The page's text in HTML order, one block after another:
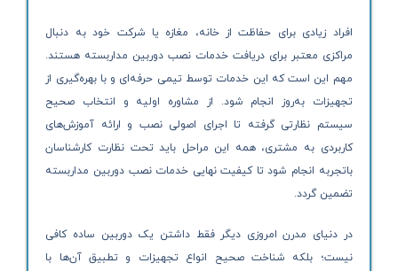
افراد زیادی برای حفاظت از خانه، مغازه یا شرکت خود به دنبال
مراکزی معتبر برای دریافت خدمات نصب دوربین مداربسته هستند.
مهم این است که این خدمات توسط تیمی حرفه‌ای و با بهره‌گیری از
تجهیزات به‌روز انجام شود. از مشاوره اولیه و انتخاب صحیح
سیستم نظارتی گرفته تا اجرای اصولی نصب و ارائه آموزش‌های
کاربردی به مشتری، همه این مراحل باید تحت نظارت کارشناسان
باتجربه انجام شود تا کیفیت نهایی خدمات نصب دوربین مداربسته
تضمین گردد.
در دنیای مدرن امروزی دیگر فقط داشتن یک دوربین ساده کافی
نیست؛ بلکه شناخت صحیح انواع تجهیزات و تطبیق آن‌ها با